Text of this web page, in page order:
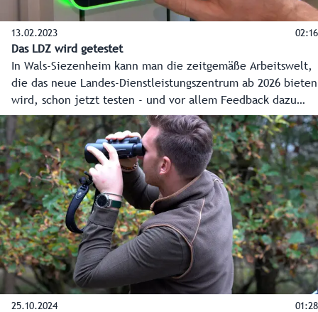
13.02.2023 02:16
Das LDZ wird getestet
In Wals-Siezenheim kann man die zeitgemäße Arbeitswelt,
die das neue Landes-Dienstleistungszentrum ab 2026 bieten
wird, schon jetzt testen - und vor allem Feedback dazu
geben. Rund 20 Plätze stehen zur Verfügung - die
Landesmitarbeiterinnen und Mitarbeiter können sich
monatlich abwechseln. Landesamtsdirektor Sebastian
Huber und Mia Flieher vom Projektteam erklären das
Konzept.
25.10.2024 01:28